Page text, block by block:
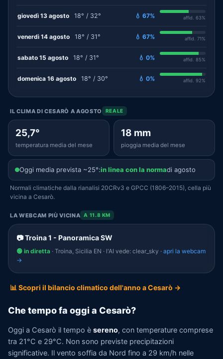
giovedì 13 agosto 18° / 32° 💧 67% affid. 63%
venerdì 14 agosto 18° / 31° 💧 67% affid. 71%
sabato 15 agosto 18° / 31° 💧 0% affid. 85%
domenica 16 agosto 18° / 30° 💧 0% affid. 92%
IL CLIMA DI CESARÒ A AGOSTO REALE
25,7°
temperatura media del mese
18 mm
pioggia media del mese
Oggi media prevista ~25°:in linea con la normadi agosto
Normali climatiche dalla rianalisi 20CRv3 e GPCC (1806–2015), cella più
vicina a Cesarò.
LA WEBCAM PIÙ VICINA A 11.8 KM
📷 Troina 1 - Panoramica SW
🟢 in diretta · Troina, Sicilia EN · l'AI vede: clear_sky · apri la webcam
→
📊 Scopri il bilancio climatico dell'anno a Cesarò →
Che tempo fa oggi a Cesarò?
Oggi a Cesarò il tempo è sereno, con temperature comprese
tra 21°C e 29°C. Non sono previste precipitazioni
significative. Il vento soffia da Nord fino a 29 km/h nelle